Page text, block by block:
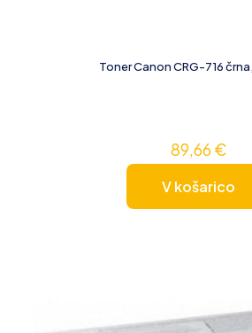
Toner Canon CRG-716
89,66€
V košarico